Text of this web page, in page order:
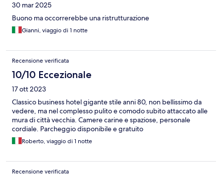
30 mar 2025
Buono ma occorrerebbe una ristrutturazione
Gianni, viaggio di 1 notte
Recensione verificata
10/10 Eccezionale
17 ott 2023
Classico business hotel gigante stile anni 80, non bellissimo da
vedere, ma nel complesso pulito e comodo subito attaccato alle
mura di città vecchia. Camere carine e spaziose, personale
cordiale. Parcheggio disponibile e gratuito
Roberto, viaggio di 1 notte
Recensione verificata